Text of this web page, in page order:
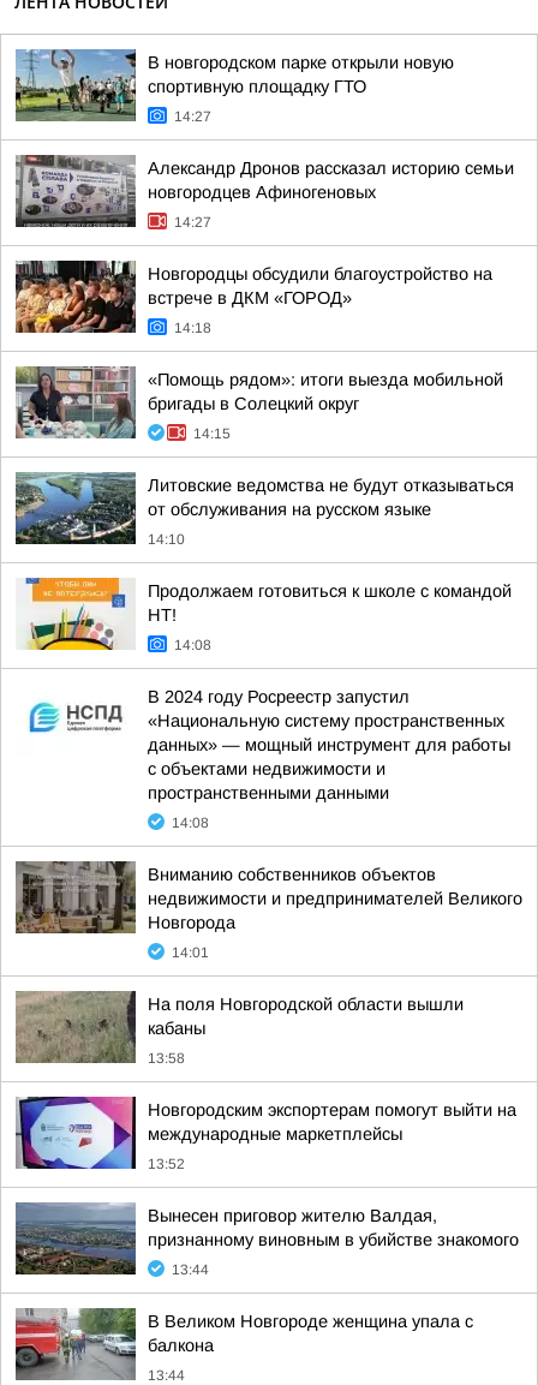
В новгородском парке открыли новую
спортивную площадку ГТО
14:27
Александр Дронов рассказал историю семьи
новгородцев Афиногеновых
14:27
Новгородцы обсудили благоустройство на
встрече в ДКМ «ГОРОД»
14:18
«Помощь рядом»: итоги выезда мобильной
бригады в Солецкий округ
14:15
Литовские ведомства не будут отказываться
от обслуживания на русском языке
14:10
Продолжаем готовиться к школе с командой
НТ!
14:08
В 2024 году Росреестр запустил
«Национальную систему пространственных
данных» — мощный инструмент для работы
с объектами недвижимости и
пространственными данными
14:08
Вниманию собственников объектов
недвижимости и предпринимателей Великого
Новгорода
14:01
На поля Новгородской области вышли
кабаны
13:58
Новгородским экспортерам помогут выйти на
международные маркетплейсы
13:52
Вынесен приговор жителю Валдая,
признанному виновным в убийстве знакомого
13:44
В Великом Новгороде женщина упала с
балкона
13:44